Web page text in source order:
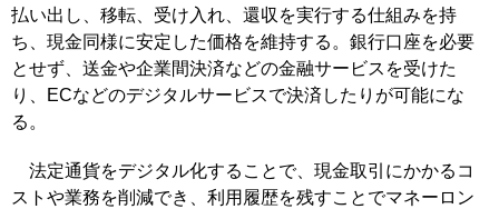
払い出し、移転、受け入れ、還収を実行する仕組みを持
ち、現金同様に安定した価格を維持する。銀行口座を必要
とせず、送金や企業間決済などの金融サービスを受けた
り、ECなどのデジタルサービスで決済したりが可能にな
る。
法定通貨をデジタル化することで、現金取引にかかるコ
ストや業務を削減でき、利用履歴を残すことでマネーロン